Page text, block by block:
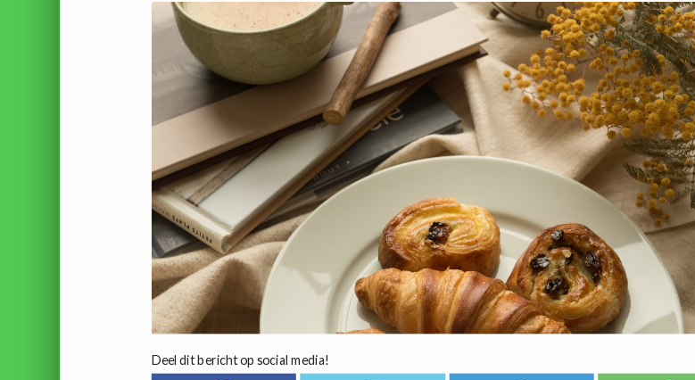
Deel dit bericht op social media!